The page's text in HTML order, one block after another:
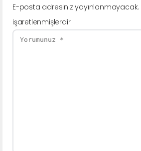
E-posta adresiniz yayınlanmayacak.
işaretlenmişlerdir